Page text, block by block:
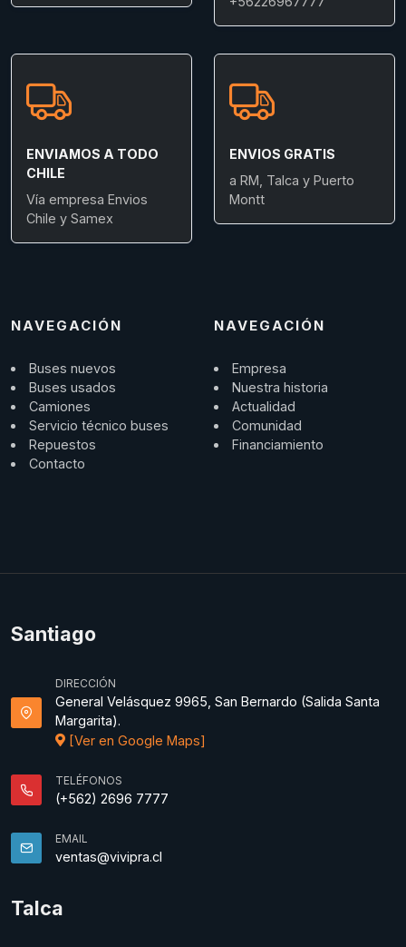
ENVIAMOS A TODO
CHILE
Vía empresa Envios
Chile y Samex
ENVIOS GRATIS
a RM, Talca y Puerto
Montt
NAVEGACIÓN
Buses nuevos
Buses usados
Camiones
Servicio técnico buses
Repuestos
Contacto
NAVEGACIÓN
Empresa
Nuestra historia
Actualidad
Comunidad
Financiamiento
Santiago
DIRECCIÓN
General Velásquez 9965, San Bernardo (Salida Santa
Margarita).
[Ver en Google Maps]
TELÉFONOS
(+562) 2696 7777
EMAIL
ventas@vivipra.cl
Talca